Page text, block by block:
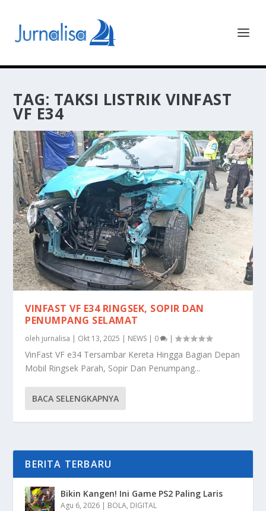
TAG: TAKSI LISTRIK VINFAST
VF E34
VINFAST VF E34 RINGSEK, SOPIR DAN
PENUMPANG SELAMAT
oleh jurnalisa | Okt 13, 2025 | NEWS | 0 |
VinFast VF e34 Tersambar Kereta Hingga Bagian Depan
Mobil Ringsek Parah, Sopir Dan Penumpang...
BACA SELENGKAPNYA
BERITA TERBARU
Bikin Kangen! Ini Game PS2 Paling Laris
Agu 6, 2026 | BOLA, DIGITAL